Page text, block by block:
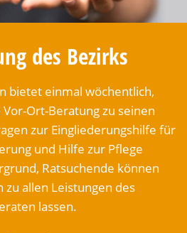
des Bezirks
bietet einmal wöchentlich,
Ort-Beratung zu seinen
zur Eingliederungshilfe für
und Hilfe zur Pflege
Ratsuchende können
zu allen Leistungen des
lassen.